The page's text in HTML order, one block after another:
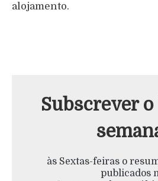
alojamento.
Subscrever
às Sextas-feiras o
publicados